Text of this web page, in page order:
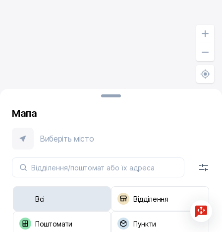
Мапа
Виберіть місто
Всі Відділення
Поштомати Пункти